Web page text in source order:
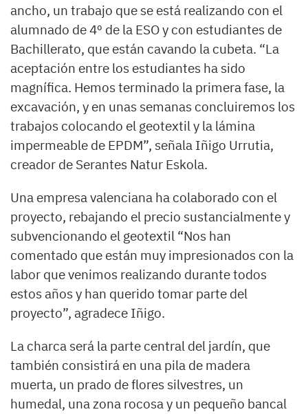
ancho, un trabajo que se está realizando con el
alumnado de 4º de la ESO y con estudiantes de
Bachillerato, que están cavando la cubeta. “La
aceptación entre los estudiantes ha sido
magnífica. Hemos terminado la primera fase, la
excavación, y en unas semanas concluiremos los
trabajos colocando el geotextil y la lámina
impermeable de EPDM”, señala Iñigo Urrutia,
creador de Serantes Natur Eskola.
Una empresa valenciana ha colaborado con el
proyecto, rebajando el precio sustancialmente y
subvencionando el geotextil “Nos han
comentado que están muy impresionados con la
labor que venimos realizando durante todos
estos años y han querido tomar parte del
proyecto”, agradece Iñigo.
La charca será la parte central del jardín, que
también consistirá en una pila de madera
muerta, un prado de flores silvestres, un
humedal, una zona rocosa y un pequeño bancal